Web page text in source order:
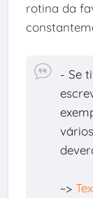
rotina da
- Se
~>